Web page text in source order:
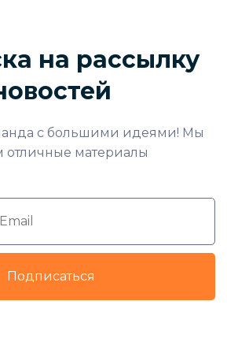
на рассылку
с большими идеями! Мы
отличные материалы
Подписаться